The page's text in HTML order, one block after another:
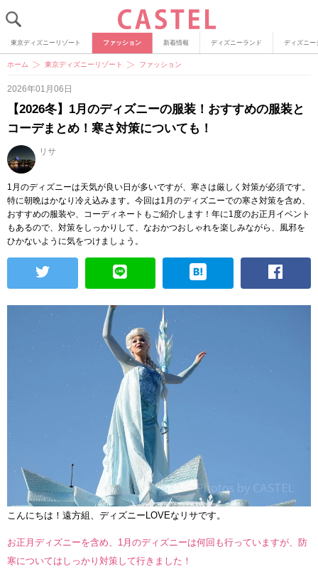
東京ディズニーリゾート ファッション 新着情報 ディズニーランド ディズニー
ホーム 東京ディズニーリゾート ファッション
2026年01月06日
【2026冬】1月のディズニーの服装！おすすめの服装と
コーデまとめ！寒さ対策についても！
リサ
1月のディズニーは天気が良い日が多いですが、寒さは厳しく対策が必須です。
特に朝晩はかなり冷え込みます。今回は1月のディズニーでの寒さ対策を含め、
おすすめの服装や、コーディネートもご紹介します！年に1度のお正月イベント
もあるので、対策をしっかりして、なおかつおしゃれを楽しみながら、風邪を
ひかないように気をつけましょう。
こんにちは！遠方組、ディズニーLOVEなリサです。
お正月ディズニーを含め、1月のディズニーは何回も行っていますが、防
寒についてはしっかり対策して行きました！